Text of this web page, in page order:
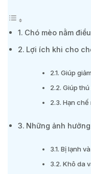
Chó mèo nằm
Lợi ích khi cho
Giúp
Giúp
Hạn chế
Những ảnh
Bị lạnh
Khô da